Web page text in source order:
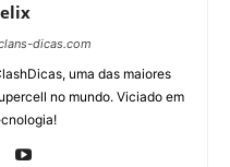
dicas.com
uma das maiores
no mundo. Viciado em